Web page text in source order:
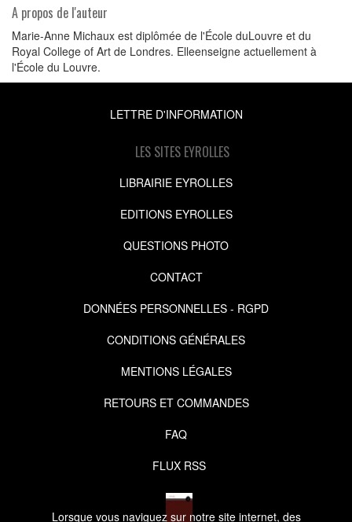
Lorsque vous naviguez sur notre site internet, des
A propos de l'auteur
Marie-Anne Michaux est diplômée de l'École duLouvre et du
Royal College of Art de Londres. Elleenseigne actuellement à
l'École du Louvre.
LETTRE D'INFORMATION
LES SITES EYROLLES
LIBRAIRIE EYROLLES
EDITIONS EYROLLES
QUESTIONS PHOTO
CONTACT
DONNÉES PERSONNELLES - RGPD
CONDITIONS GÉNÉRALES
MENTIONS LÉGALES
RETOURS ET COMMANDES
FAQ
FLUX RSS